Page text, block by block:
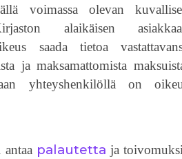
voimassa olevan
alaikäisen
saada tietoa
ja maksamattomista
yhteyshenkilöllä on
palautetta ja